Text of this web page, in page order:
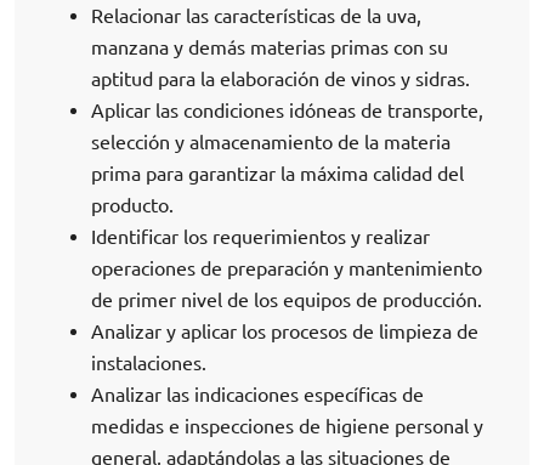
Relacionar las características de la uva,
manzana y demás materias primas con su
aptitud para la elaboración de vinos y sidras.
Aplicar las condiciones idóneas de transporte,
selección y almacenamiento de la materia
prima para garantizar la máxima calidad del
producto.
Identificar los requerimientos y realizar
operaciones de preparación y mantenimiento
de primer nivel de los equipos de producción.
Analizar y aplicar los procesos de limpieza de
instalaciones.
Analizar las indicaciones específicas de
medidas e inspecciones de higiene personal y
general, adaptándolas a las situaciones de